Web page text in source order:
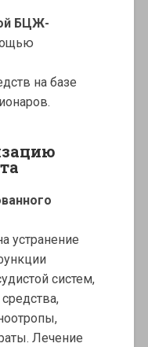
БЦЖ-
на базе
устранение
систем,
Лечение